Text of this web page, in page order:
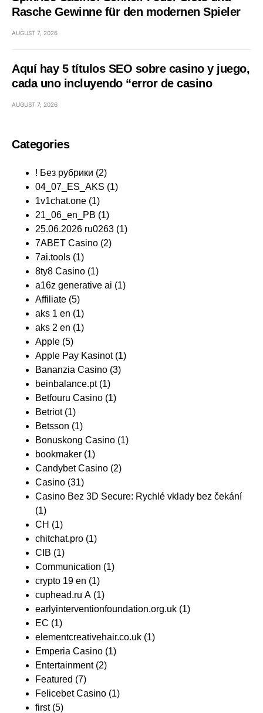
Rasche Gewinne für den modernen Spieler
AUGUST 7, 2026
Aquí hay 5 títulos SEO sobre casino y juego,
cada uno incluyendo “error de casino
AUGUST 7, 2026
Categories
! Без рубрики (2)
04_07_ES_AKS (1)
1v1chat.one (1)
21_06_en_PB (1)
25.06.2026 ru0263 (1)
7ABET Casino (2)
7ai.tools (1)
8ty8 Casino (1)
a16z generative ai (1)
Affiliate (5)
aks 1 en (1)
aks 2 en (1)
Apple (5)
Apple Pay Kasinot(1)
Bananzia Casino (3)
beinbalance.pt(1)
Betfouru Casino (1)
Betriot(1)
Betsson (1)
Bonuskong Casino (1)
bookmaker (1)
Candybet Casino (2)
Casino (31)
Casino Bez 3D Secure: Rychlé vklady bez čekání
(1)
CH (1)
chitchat.pro (1)
CIB (1)
Communication (1)
crypto 19 en (1)
cuphead.ru A (1)
earlyinterventionfoundation.org.uk (1)
EC (1)
elementcreativehair.co.uk (1)
Emperia Casino (1)
Entertainment(2)
Featured (7)
Felicebet Casino (1)
first(5)